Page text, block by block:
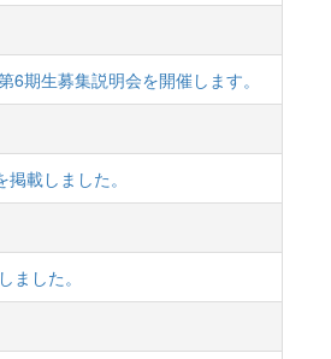
期生募集説明会を開催します。
載しました。
ました。